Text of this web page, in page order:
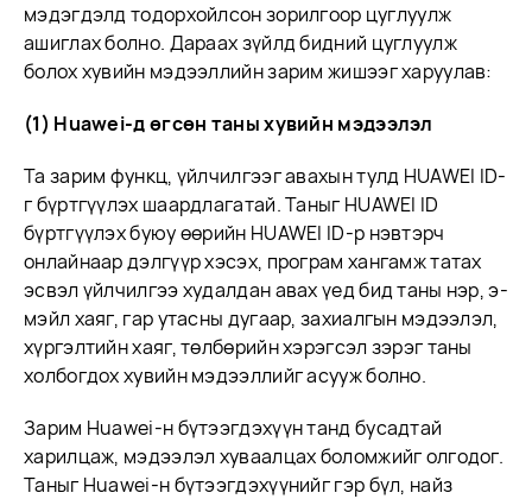
мэдэгдэлд тодорхойлсон зорилгоор цуглуулж
ашиглах болно. Дараах зүйлд бидний цуглуулж
болох хувийн мэдээллийн зарим жишээг харуулав:
(1) Huawei-д өгсөн таны хувийн мэдээлэл
Та зарим функц, үйлчилгээг авахын тулд HUAWEI ID-
г бүртгүүлэх шаардлагатай. Таныг HUAWEI ID
бүртгүүлэх буюу өөрийн HUAWEI ID-р нэвтэрч
онлайнаар дэлгүүр хэсэх, програм хангамж татах
эсвэл үйлчилгээ худалдан авах үед бид таны нэр, э-
мэйл хаяг, гар утасны дугаар, захиалгын мэдээлэл,
хүргэлтийн хаяг, төлбөрийн хэрэгсэл зэрэг таны
холбогдох хувийн мэдээллийг асууж болно.
Зарим Huawei-н бүтээгдэхүүн танд бусадтай
харилцаж, мэдээлэл хуваалцах боломжийг олгодог.
Таныг Huawei-н бүтээгдэхүүнийг гэр бүл, найз